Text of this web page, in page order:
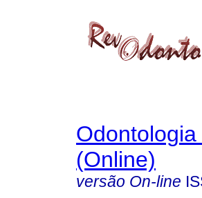
(Online)
versão On-line